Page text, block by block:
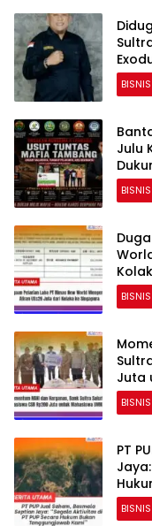
BISNIS
Julu
BISNIS
BISNIS
Juta
BISNIS
PT
BISNIS